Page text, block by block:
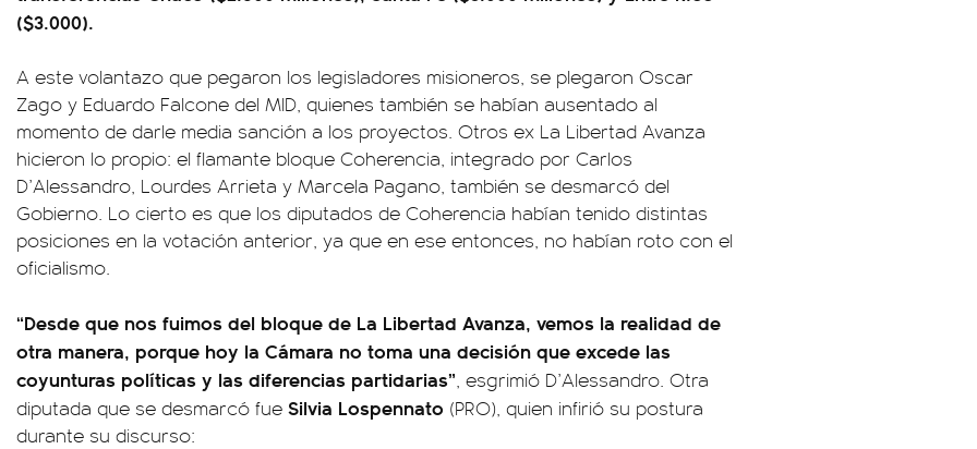
($3.000).
A este volantazo que pegaron los legisladores misioneros, se plegaron Oscar
Zago y Eduardo Falcone del MID, quienes también se habían ausentado al
momento de darle media sanción a los proyectos. Otros ex La Libertad Avanza
hicieron lo propio: el flamante bloque Coherencia, integrado por Carlos
D’Alessandro, Lourdes Arrieta y Marcela Pagano, también se desmarcó del
Gobierno. Lo cierto es que los diputados de Coherencia habían tenido distintas
posiciones en la votación anterior, ya que en ese entonces, no habían roto con el
oficialismo.
“Desde que nos fuimos del bloque de La Libertad Avanza, vemos la realidad de
otra manera, porque hoy la Cámara no toma una decisión que excede las
coyunturas políticas y las diferencias partidarias”, esgrimió D’Alessandro. Otra
diputada que se desmarcó fue Silvia Lospennato (PRO), quien infirió su postura
durante su discurso: